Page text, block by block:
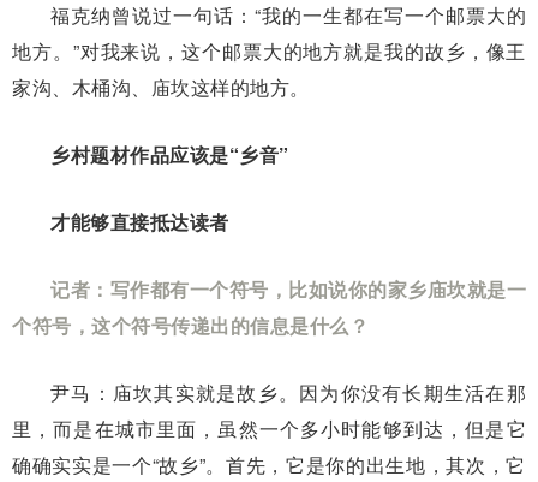
福克纳曾说过一句话：“我的一生都在写一个邮票大的
地方。”对我来说，这个邮票大的地方就是我的故乡，像王
家沟、木桶沟、庙坎这样的地方。
乡村题材作品应该是“乡音”
才能够直接抵达读者
记者：写作都有一个符号，比如说你的家乡庙坎就是一
个符号，这个符号传递出的信息是什么？
尹马：庙坎其实就是故乡。因为你没有长期生活在那
里，而是在城市里面，虽然一个多小时能够到达，但是它
确确实实是一个“故乡”。首先，它是你的出生地，其次，它